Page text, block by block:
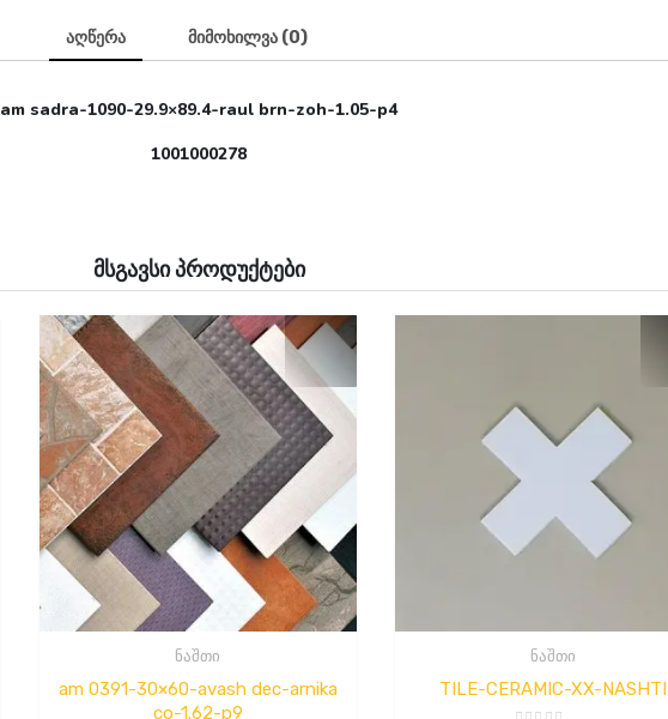
აღწერა მიმოხილვა (0)
am sadra-1090-29.9×89.4-raul brn-zoh-1.05-p4
1001000278
მსგავსი პროდუქტები
ნაშთი
am 0391-30×60-avash dec-arnika
co-1.62-p9
ნაშთი
TILE-CERAMIC-XX-NASHTI